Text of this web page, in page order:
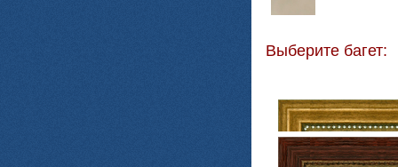
Выберите багет: